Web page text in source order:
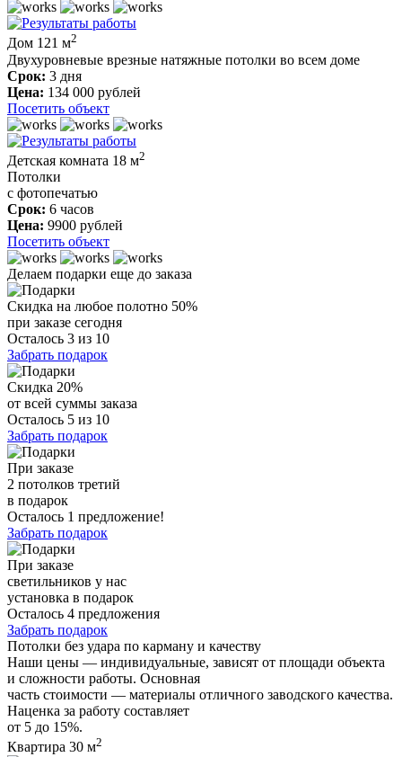
Дом 121 м2
Двухуровневые врезные натяжные потолки во всем доме
Срок: 3 дня
Цена: 134 000 рублей
Посетить объект
Детская комната 18 м2
Потолки
с фотопечатью
Срок: 6 часов
Цена: 9900 рублей
Посетить объект
Делаем подарки еще до заказа
Скидка на любое полотно 50%
при заказе сегодня
Осталось 3 из 10
Забрать подарок
Скидка 20%
от всей суммы заказа
Осталось 5 из 10
Забрать подарок
При заказе
2 потолков третий
в подарок
Осталось 1 предложение!
Забрать подарок
При заказе
светильников у нас
установка в подарок
Осталось 4 предложения
Забрать подарок
Потолки без удара по карману и качеству
Наши цены — индивидуальные, зависят от площади объекта
и сложности работы. Основная
часть стоимости — материалы отличного заводского качества.
Наценка за работу составляет
от 5 до 15%.
Квартира 30 м2